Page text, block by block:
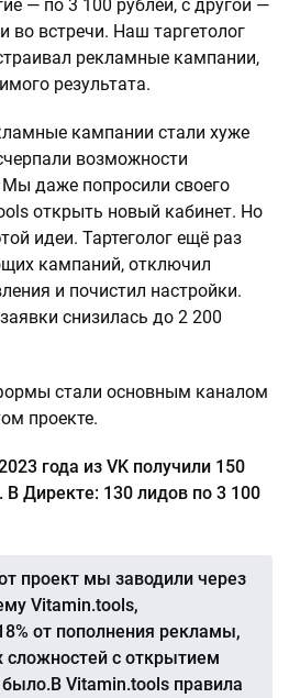
— по 3 100 рублей, с другой —
во встречи. Наш таргетолог
рекламные кампании,
результата.
кампании стали хуже
возможности
даже попросили своего
открыть новый кабинет. Но
идеи. Тартеголог ещё раз
кампаний, отключил
и почистил настройки.
снизилась до 2 200
стали основным каналом
проекте.
года из VK получили 150
В Директе: 130 лидов по 3 100
проект мы заводили через
Vitamin.tools,
от пополнения рекламы,
сложностей с открытием
Vitamin.tools правила